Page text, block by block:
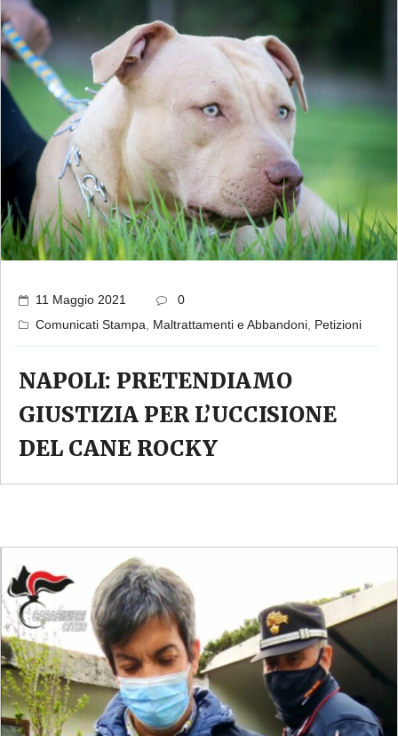
11 Maggio 2021
0
Comunicati Stampa, Maltrattamenti e Abbandoni, Petizioni
NAPOLI: PRETENDIAMO
GIUSTIZIA PER L’UCCISIONE
DEL CANE ROCKY